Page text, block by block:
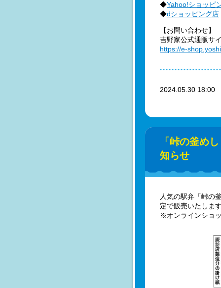
◆Yahoo!ショッピ
◆dショッピング店
【お問い合わせ】
吉野家公式通販サ
https://e-
2024.05.30
「峠の釜め
知らせ
人気の駅弁「峠の
定で販売いたしま
※オンラインショ